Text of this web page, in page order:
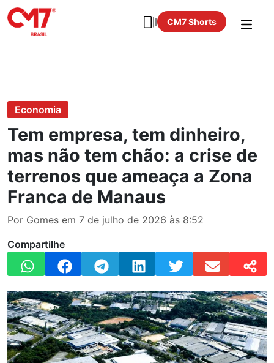
CM7 Shorts
Economia
Tem empresa, tem dinheiro,
mas não tem chão: a crise de
terrenos que ameaça a Zona
Franca de Manaus
Por Gomes em 7 de julho de 2026 às 8:52
Compartilhe